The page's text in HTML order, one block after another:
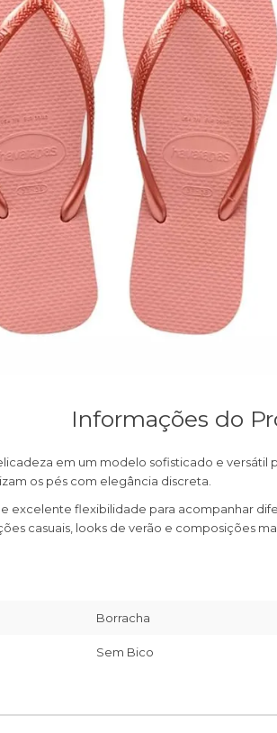
Informações do
em um modelo sofisticado e
os pés com elegância discreta.
excelente flexibilidade para acompanhar
casuais, looks de verão e composições
Borracha
Sem Bico